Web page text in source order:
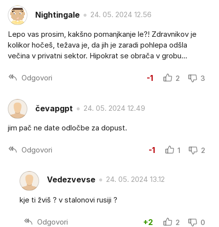
Nightingale 24. 05. 2024 12.56
Lepo vas prosim, kakšno pomanjkanje le?! Zdravnikov je
kolikor hočeš, težava je, da jih je zaradi pohlepa odšla
večina v privatni sektor. Hipokrat se obrača v grobu...
Odgovori -1 2 3
čevapgpt 24. 05. 2024 12.49
jim pač ne date odločbe za dopust.
Odgovori -1 1 2
Vedezvevse 24. 05. 2024 13.12
kje ti žviš ? v stalonovi rusiji ?
Odgovori +2 2 0